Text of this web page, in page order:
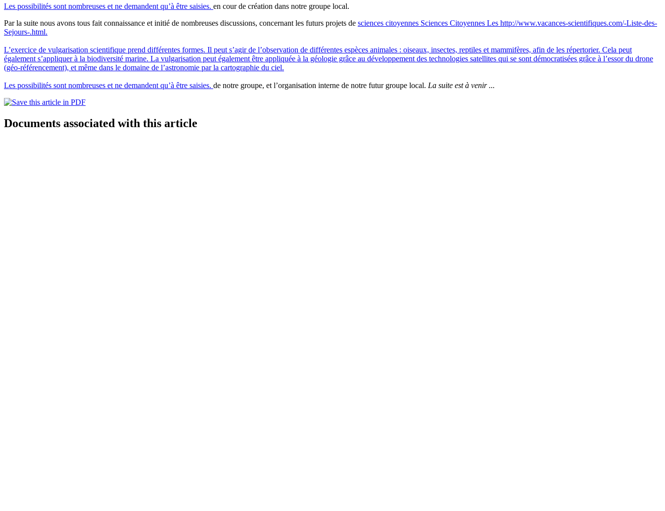
Les possibilités sont nombreuses et ne demandent qu’à être saisies. en cour de création dans notre groupe local.
Par la suite nous avons tous fait connaissance et initié de nombreuses discussions, concernant les futurs projets de sciences citoyennes Sciences Citoyennes Les http://www.vacances-scientifiques.com/-Liste-des-
Sejours-.html.
L’exercice de vulgarisation scientifique prend différentes formes. Il peut s’agir de l’observation de différentes espèces animales : oiseaux, insectes, reptiles et mammifères, afin de les répertorier. Cela peut
également s’appliquer à la biodiversité marine. La vulgarisation peut également être appliquée à la géologie grâce au développement des technologies satellites qui se sont démocratisées grâce à l’essor du drone
(géo-référencement), et même dans le domaine de l’astronomie par la cartographie du ciel.
Les possibilités sont nombreuses et ne demandent qu’à être saisies. de notre groupe, et l’organisation interne de notre futur groupe local. La suite est à venir ...
Documents associated with this article